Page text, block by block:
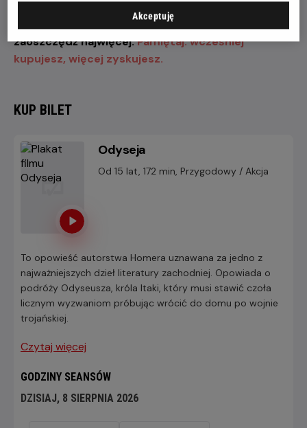
już dziś, wybierz najlepsze miejsce w sali i
zaoszczędź najwięcej.Pamiętaj: wcześniej
kupujesz, więcej zyskujesz.
KUP BILET
Odyseja
Od 15 lat, 172 min, Przygodowy / Akcja
To opowieść autorstwa Homera uznawana za jedno z
najważniejszych dzieł literatury zachodniej. Opowiada o
podróży Odyseusza, króla Itaki, który musi stawić czoła
licznym wyzwaniom próbując wrócić do domu po wojnie
trojańskiej.
Czytaj więcej
GODZINY SEANSÓW
DZISIAJ, 8 SIERPNIA 2026
Akceptuję